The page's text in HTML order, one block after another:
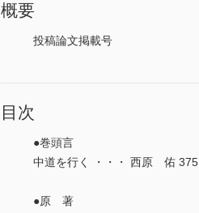
概要
投稿論文掲載号
目次
●巻頭言
中道を行く ・・・ 西原 佑 375
●原 著